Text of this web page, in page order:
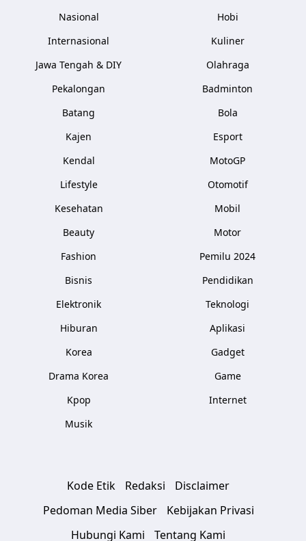
Nasional
Internasional
Jawa Tengah & DIY
Pekalongan
Batang
Kajen
Kendal
Lifestyle
Kesehatan
Beauty
Fashion
Bisnis
Elektronik
Hiburan
Korea
Drama Korea
Kpop
Musik
Hobi
Kuliner
Olahraga
Badminton
Bola
Esport
MotoGP
Otomotif
Mobil
Motor
Pemilu 2024
Pendidikan
Teknologi
Aplikasi
Gadget
Game
Internet
Kode Etik Redaksi
Disclaimer
Pedoman Media Siber
Kebijakan Privasi
Hubungi Kami
Tentang Kami